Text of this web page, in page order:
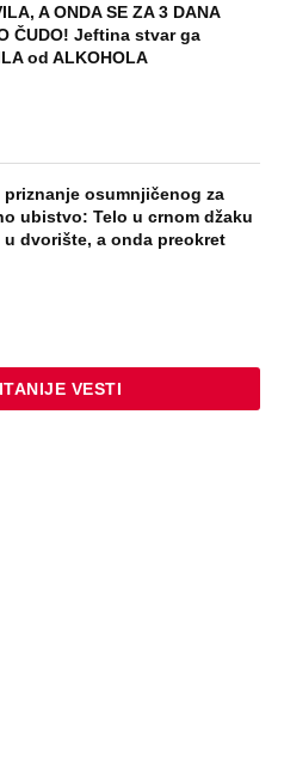
A ONDA SE ZA 3 DANA
ČUDO! Jeftina stvar ga
od ALKOHOLA
priznanje osumnjičenog za
ubistvo: Telo u crnom džaku
u dvorište, a onda preokret
VESTI